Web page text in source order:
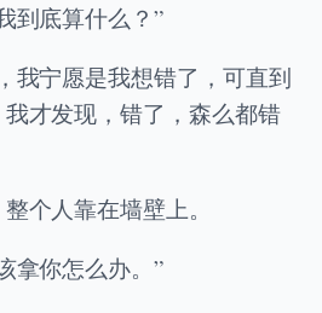
到底算什么？”
我宁愿是我想错了，可直到
才发现，错了，森么都错
个人靠在墙壁上。
拿你怎么办。”